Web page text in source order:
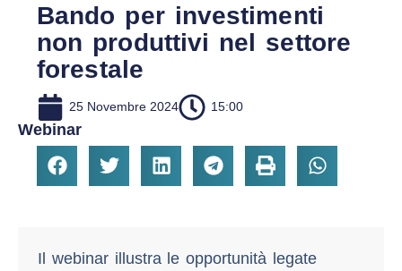
Bando per investimenti
non produttivi nel settore
forestale
25 Novembre 2024 15:00
Webinar
Il webinar illustra le opportunità legate